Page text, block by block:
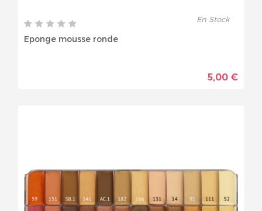
En Stock
Eponge mousse ronde
5,00 €